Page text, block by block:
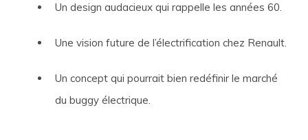
Un design audacieux qui rappelle les années 60.
Une vision future de l’électrification chez Renault.
Un concept qui pourrait bien redéfinir le marché
du buggy électrique.